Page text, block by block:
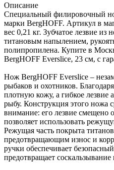
Описание
Специальный филировочный
марки BergHOFF. Артикул в
вес 0,21 кг. Зубчатое лезвие
титановым напылением,
полипропилена. Купите в
BergHOFF Everslice, 23 см, с
Нож BergHOFF Everslice –
рыбаков и охотников.
плотную кожу, а гибкое лезвие
рыбу. Конструкция этого ножа
внимание: его лезвие смещено
позволяет использовать
Режущая часть покрыта
предотвращающим износ и
ручки обеспечивает
предотвращает соскальзывание